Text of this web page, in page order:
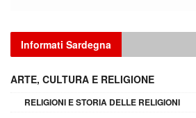
Informati Sardegna
ARTE, CULTURA E RELIGIONE
RELIGIONI E STORIA DELLE RELIGIONI